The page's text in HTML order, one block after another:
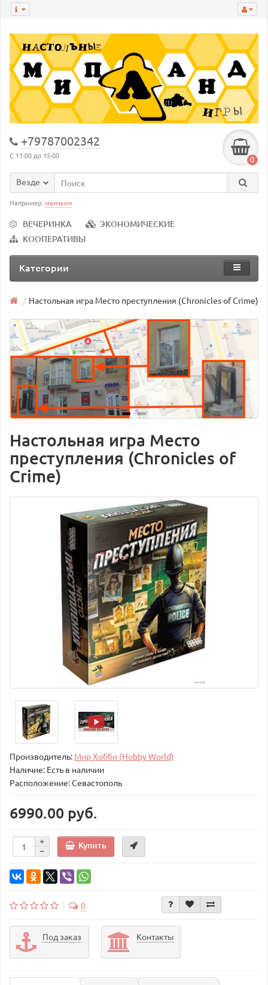
+79787002342
С 11-00 до 15-00 0
Везде
Например: манчкин
ВЕЧЕРИНКА
ЭКОНОМИЧЕСКИЕ
КООПЕРАТИВЫ
Категории
Настольная игра Место преступления (Chronicles of Crime)
Настольная игра Место
преступления (Chronicles of
Crime)
Производитель: Мир Хобби (Hobby World)
Наличие: Есть в наличии
Расположение: Севастополь
6990.00 руб.
Купить
0
Под заказ Контакты